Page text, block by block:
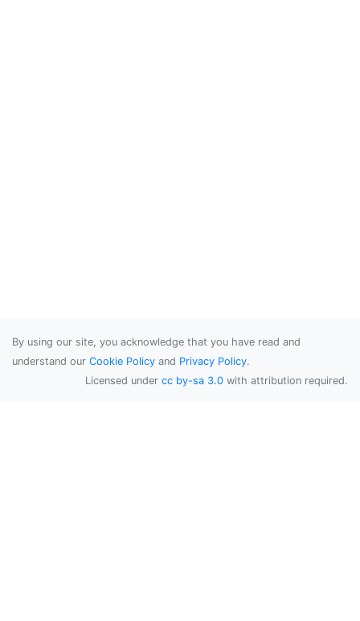
By using our site, you acknowledge that you have read and
understand our Cookie Policy and Privacy Policy.
Licensed under cc by-sa 3.0 with attribution required.